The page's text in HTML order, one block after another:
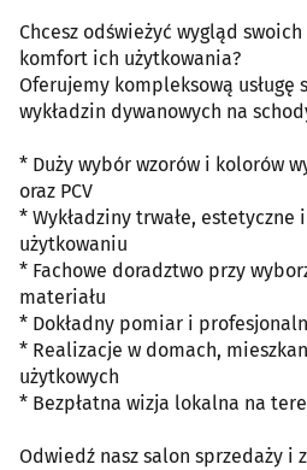
Chcesz odświeżyć wygląd
komfort ich użytkowania?
Oferujemy kompleksową usługę
wykładzin dywanowych na
* Duży wybór wzorów i kolorów
oraz PCV
* Wykładziny trwałe, estetyczne
użytkowaniu
* Fachowe doradztwo przy
materiału
* Dokładny pomiar i
* Realizacje w domach,
użytkowych
* Bezpłatna wizja lokalna na
Odwiedź nasz salon sprzedaży i